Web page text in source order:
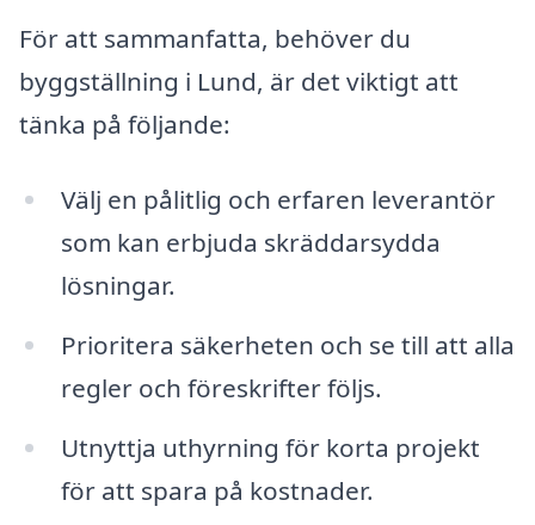
För att sammanfatta, behöver du
byggställning i Lund, är det viktigt att
tänka på följande:
Välj en pålitlig och erfaren leverantör
som kan erbjuda skräddarsydda
lösningar.
Prioritera säkerheten och se till att alla
regler och föreskrifter följs.
Utnyttja uthyrning för korta projekt
för att spara på kostnader.